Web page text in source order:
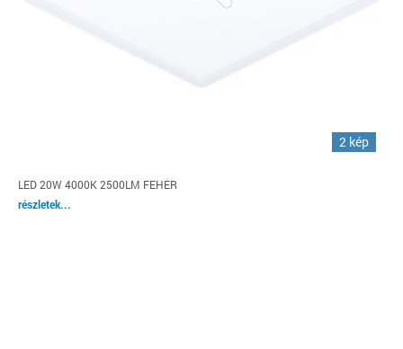
2 kép
LED 20W 4000K 2500LM FEHÉR
részletek...